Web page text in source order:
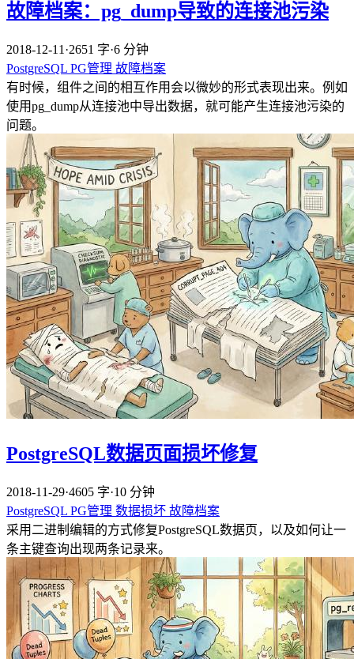
故障档案：pg_dump导致的连接池污染
2018-12-11 ·2651 字·6 分钟
PostgreSQL PG管理 故障档案
有时候，组件之间的相互作用会以微妙的形式表现出来。例如
使用pg_dump从连接池中导出数据，就可能产生连接池污染的
问题。
PostgreSQL数据页面损坏修复
2018-11-29·4605 字·10 分钟
PostgreSQL PG管理 数据损坏 故障档案
采用二进制编辑的方式修复PostgreSQL数据页，以及如何让一
条主键查询出现两条记录来。